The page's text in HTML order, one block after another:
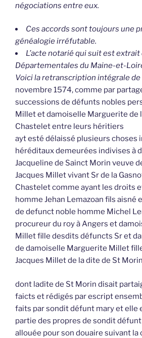
négociations entre eux.
Ces accords sont toujours une
généalogie irréfutable.
L’acte notarié qui suit est
Départementales du Maine-et-
Voici la retranscription intégrale de
novembre 1574, comme par
successions de défunts nobles
Millet et damoiselle Marguerite de
Chastelet entre leurs héritiers
ayt esté délaissé plusieurs choses
héréditaux demeurées indivises à
Jacqueline de Sainct Morin veuve
Jacques Millet vivant Sr de la
Chastelet comme ayant les droits
homme Jehan Lemazoan fils aisné
de defunct noble homme Michel
procureur du roy à Angers et
Millet fille desdits défuncts Sr et
de damoiselle Marguerite Millet
Jacques Millet de la dite de St
dont ladite de St Morin disait
faicts et rédigés par escript
faits par sondit défunt mary et elle
partie des propres de sondit
allouée pour son douaire suivant la